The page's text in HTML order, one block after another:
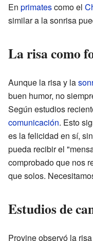
En primatescomo el
similar a la sonrisa
La risa como
Aunque la risa y la
buen humor, no
Según estudios
comunicación. Esto
es la felicidad en sí,
pueda recibir el
comprobado que nos
que solos.
Estudios de
Provine observó la